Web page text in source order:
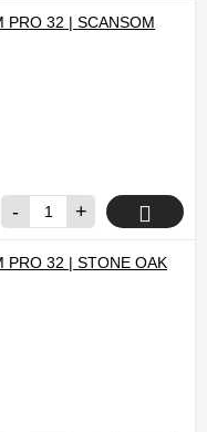
PRO 32 | SCANSOM
- +
PRO 32 | STONE OAK